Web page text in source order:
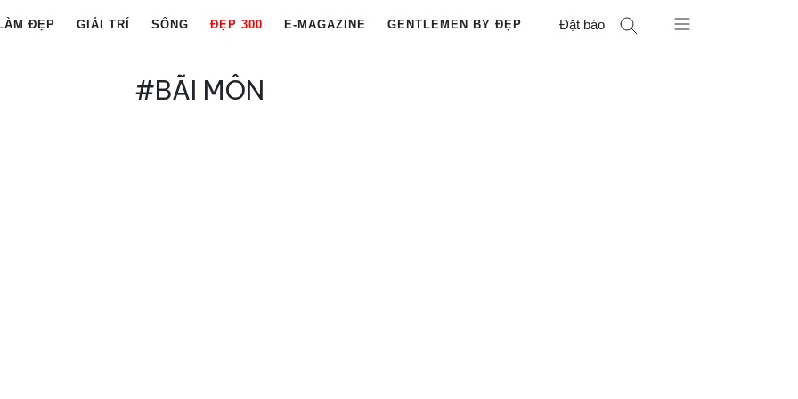
ĐẸP GIẢI TRÍ SỐNG ĐẸP 300 E-MAGAZINE GENTLEMEN BY ĐẸP Đặt báo
#BÃI MÔN